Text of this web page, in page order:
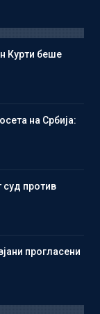
Курти беше
на Србија:
суд против
прогласени